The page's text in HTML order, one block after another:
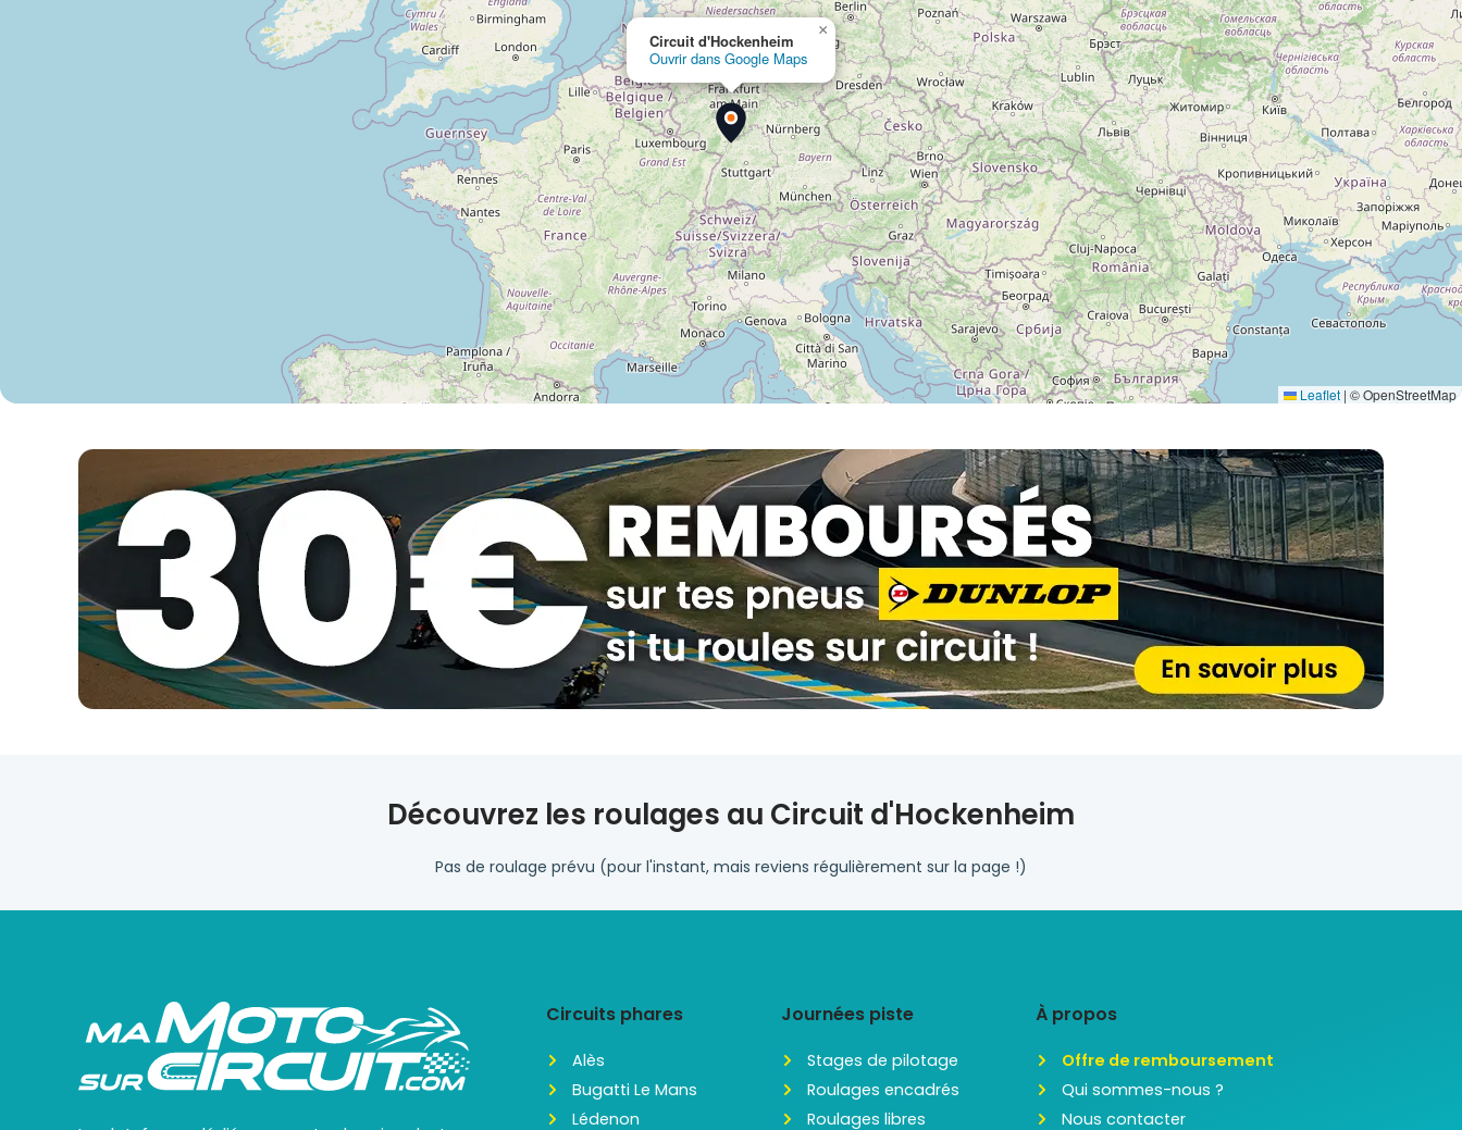
Circuit d'Hockenheim
Ouvrir dans Google Maps
×
Leaflet | © OpenStreetMap
Découvrez les roulages au Circuit d'Hockenheim
Pas de roulage prévu (pour l'instant, mais reviens régulièrement sur la page !)
Circuits phares
Alès
Bugatti Le Mans
Lédenon
Journées piste
Stages de pilotage
Roulages encadrés
Roulages libres
À propos
Offre de remboursement
Qui sommes-nous ?
Nous contacter